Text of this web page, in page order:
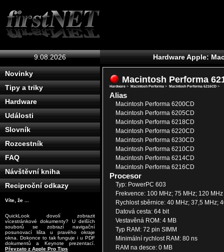
9.08.2026
Novinky
Tipy a triky
Hardware
Události
Slovník
Rozcestník
FAQ
Návštěvní kniha
Reciproční odkazy
Víte, že ...
QuickLook dovolí zobrazit
vícestránkové dokumenty? U delších
souborů se zobrazí navigační
posunovací lišta u pravého okraje
okna. Dokonce to tak funguje i u PDF
dokumentů a Keynote prezentací.
Převzato z Apple Pro Tips
Hardware Apple:
Macintosh Performa
Hardware> Macintosh Performa> Macintosh Performa 6216CD>
Alias
Macintosh Performa 6200CD
Macintosh Performa 6205CD
Macintosh Performa 6218CD
Macintosh Performa 6220CD
Macintosh Performa 6230CD
Macintosh Performa 6210CD
Macintosh Performa 6214CD
Macintosh Performa 6216CD
Procesor
Typ: PowerPC 603
Frekvence: 100 MHz; 75 MHz; 120 MHz
Rychlost sběrnice: 40 MHz; 37,5 MHz;
Datová cesta: 64 bit
Vestavěná ROM: 4 MB
Typ RAM: 72 pin SIMM
Minimální rychlost RAM: 80 ns
RAM na desce: 0 MB